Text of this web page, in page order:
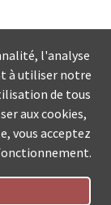
l'analyse
à utiliser notre
de tous
aux cookies,
vous acceptez